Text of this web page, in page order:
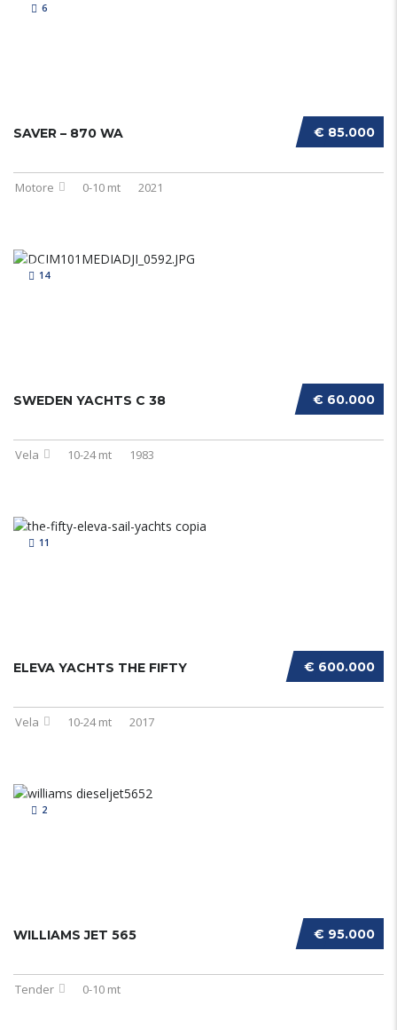
6
€ 85.000
SAVER – 870 WA
Motore 0-10 mt 2021
14
€ 60.000
SWEDEN YACHTS C 38
Vela 10-24 mt 1983
11
€ 600.000
ELEVA YACHTS THE FIFTY
Vela 10-24 mt 2017
2
€ 95.000
WILLIAMS JET 565
Tender 0-10 mt